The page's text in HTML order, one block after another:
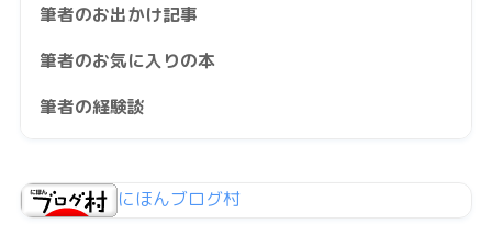
筆者のお出かけ記事
筆者のお気に入りの本
筆者の経験談
にほんブログ村